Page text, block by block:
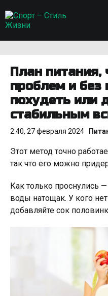
План питания,
проблем и без
похудеть или
стабильным
2:40, 27 февраля 2024
Этот метод точно
так что его можно
Как только проснулись
воды натощак. У кого
добавляйте сок